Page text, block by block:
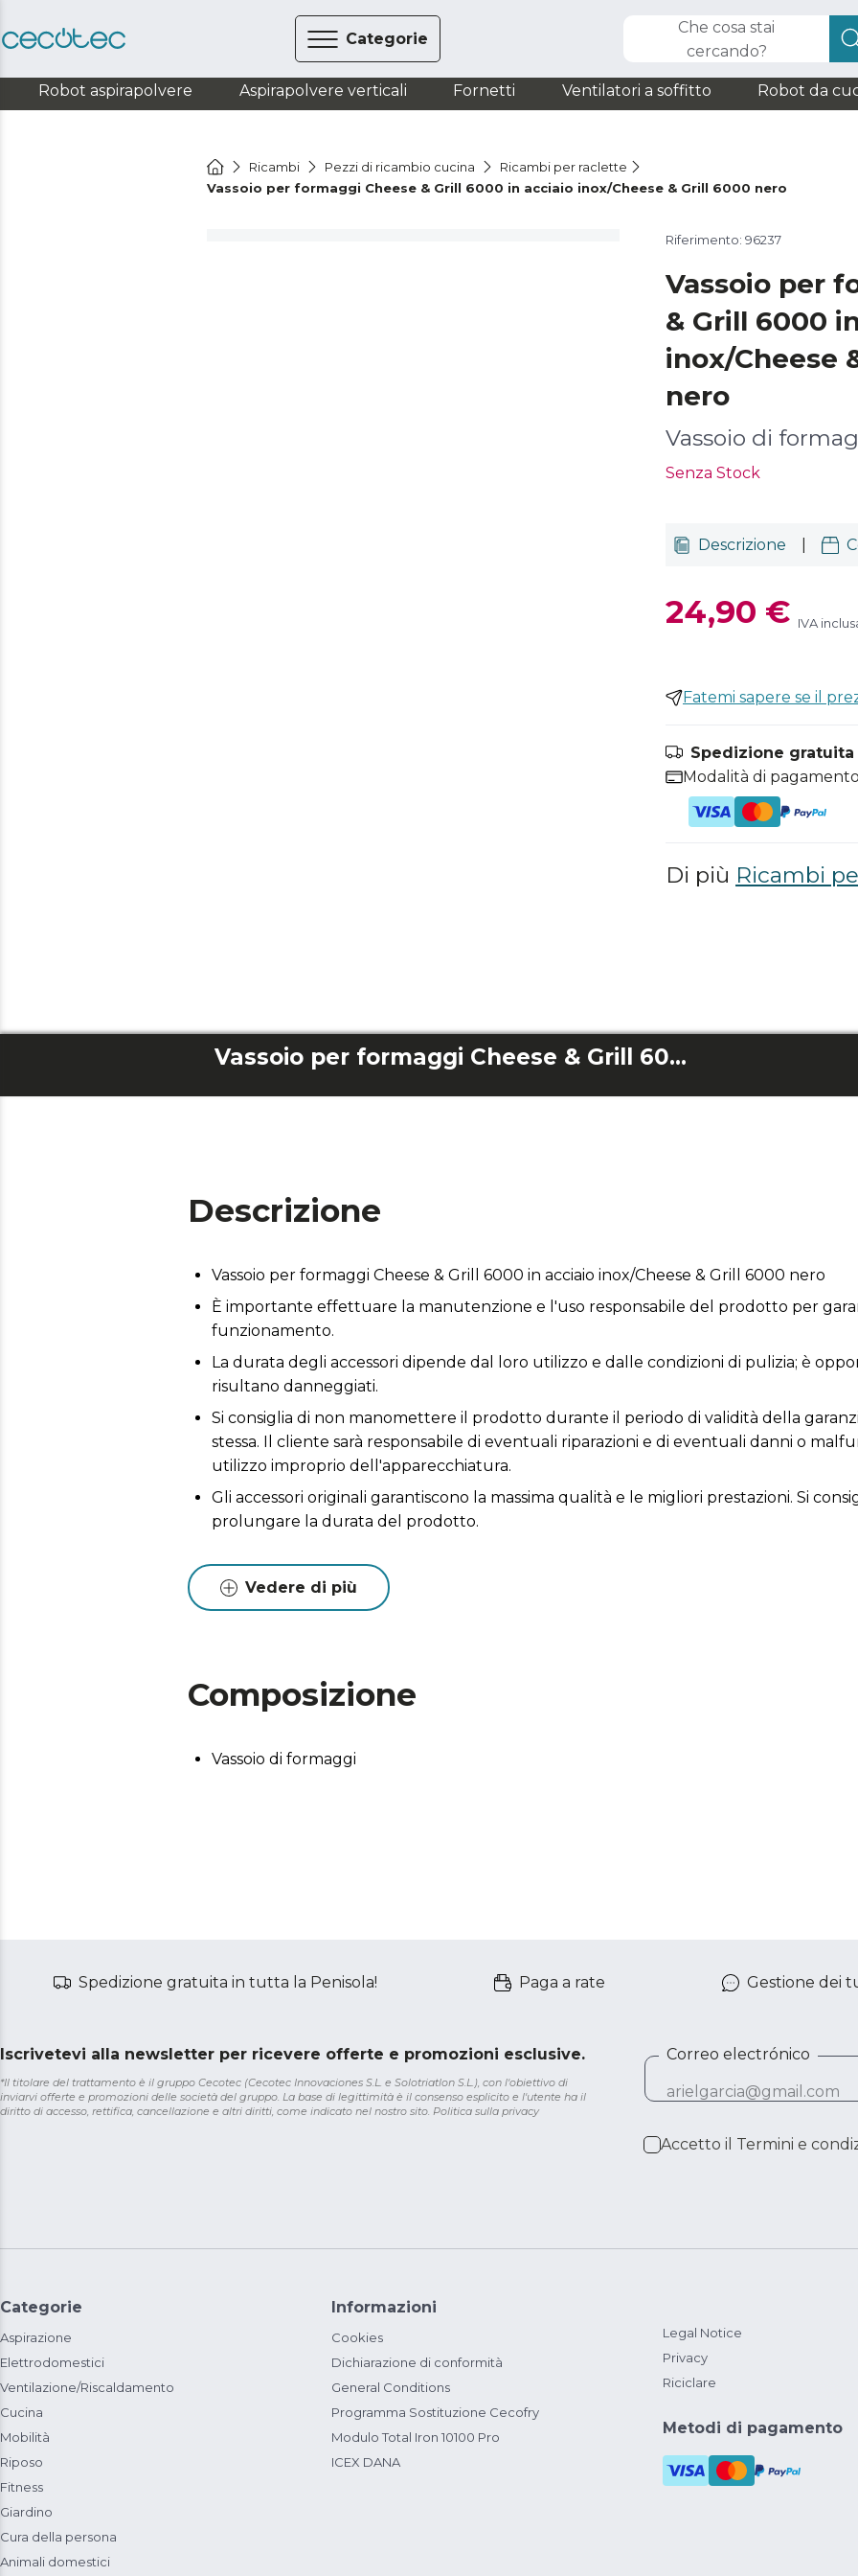
Categorie
Che cosa stai
cercando?
Robot aspirapolvere Aspirapolvere verticali Fornetti Ventilatori a soffitto Robot da
Ricambi Pezzi di ricambio cucina
Ricambi per raclette
Vassoio per formaggi Cheese & Grill 6000 in acciaio inox/Cheese & Grill 6000 nero
Riferimento: 96237
Vassoio per
& Grill 6000
inox/Cheese
nero
Vassoio di
Senza Stock
Descrizione
24,90 € IVA
Fatemi sapere se il
Spedizione gratuita
Modalità di
Di più Ricambi
Vassoio per formaggi Cheese & Grill 6000 in acciaio inox/Cheese & Grill 6000 nero
Descrizione
Vassoio per formaggi Cheese & Grill 6000 in acciaio inox/Cheese & Grill 6000 nero
È importante effettuare la manutenzione e l'uso responsabile del prodotto per
funzionamento.
La durata degli accessori dipende dal loro utilizzo e dalle condizioni di pulizia; è
risultano danneggiati.
Si consiglia di non manomettere il prodotto durante il periodo di validità della
stessa. Il cliente sarà responsabile di eventuali riparazioni e di eventuali danni o
utilizzo improprio dell'apparecchiatura.
Gli accessori originali garantiscono la massima qualità e le migliori prestazioni. Si
prolungare la durata del prodotto.
Vedere di più
Composizione
Vassoio di formaggi
Spedizione gratuita in tutta la Penisola! Paga a rate Gestione dei
Iscrivetevi alla newsletter per ricevere offerte e promozioni esclusive.
*Il titolare del trattamento è il gruppo Cecotec (Cecotec Innovaciones S.L. e Solotriatlon S.L.), con l'obiettivo di
inviarvi offerte e promozioni delle società del gruppo. La base di legittimità è il consenso esplicito e l'utente ha il
diritto di accesso, rettifica, cancellazione e altri diritti, come indicato nel nostro sito. Politica sulla privacy
Correo electrónico
Accetto il Termini e
Categorie
Aspirazione
Elettrodomestici
Ventilazione/Riscaldamento
Cucina
Mobilità
Riposo
Fitness
Giardino
Cura della persona
Animali domestici
Informazioni
Cookies
Dichiarazione di conformità
General Conditions
Programma Sostituzione Cecofry
Modulo Total Iron 10100 Pro
ICEX DANA
Legal Notice
Privacy
Riciclare
Metodi di pagamento